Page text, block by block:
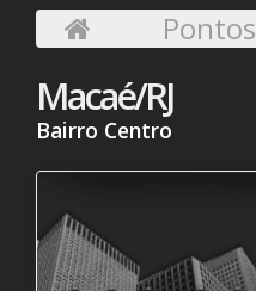
PONTOS
CONTATO
Pontos
Macaé/RJ
Bairro Centro